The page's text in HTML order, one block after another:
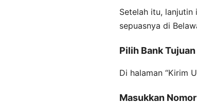
Setelah itu,
sepuasnya di
Pilih Bank
Di halaman “Kirim
Masukkan